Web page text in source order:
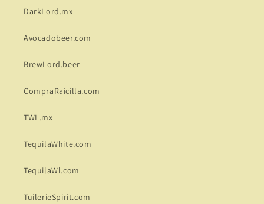
DarkLord.mx
Avocadobeer.com
BrewLord.beer
CompraRaicilla.com
TWL.mx
TequilaWhite.com
TequilaWl.com
TuilerieSpirit.com